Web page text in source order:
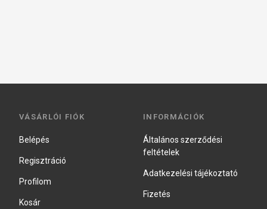
VÁSÁRLÓI FIÓK
Belépés
Regisztráció
Profilom
Kosár
INFORMÁCIÓK
Általános szerződési
feltételek
Adatkezelési tájékoztató
Fizetés